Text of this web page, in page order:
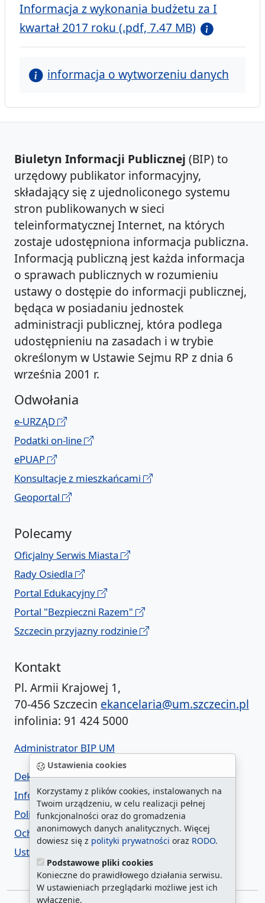
Ustawienia cookies
Korzystamy z plików cookies, instalowanych na
Twoim urządzeniu, w celu realizacji pełnej
funkcjonalności oraz do gromadzenia
anonimowych danych analitycznych. Więcej
dowiesz się z polityki prywatności oraz RODO.
Podstawowe pliki cookies
Konieczne do prawidłowego działania serwisu.
W ustawieniach przeglądarki możliwe jest ich
wyłączenie.
Informacja z wykonania budżetu za I
kwartał 2017 roku (.pdf, 7.47 MB)
informacja o wytworzeniu danych
Biuletyn Informacji Publicznej (BIP) to
urzędowy publikator informacyjny,
składający się z ujednoliconego systemu
stron publikowanych w sieci
teleinformatycznej Internet, na których
zostaje udostępniona informacja publiczna.
Informacją publiczną jest każda informacja
o sprawach publicznych w rozumieniu
ustawy o dostępie do informacji publicznej,
będąca w posiadaniu jednostek
administracji publicznej, która podlega
udostępnieniu na zasadach i w trybie
określonym w Ustawie Sejmu RP z dnia 6
września 2001 r.
Odwołania
e-URZĄD
Podatki on-line
ePUAP
Konsultacje z mieszkańcami
Geoportal
Polecamy
Oficjalny Serwis Miasta
Rady Osiedla
Portal Edukacyjny
Portal "Bezpieczni Razem"
Szczecin przyjazny rodzinie
Kontakt
Pl. Armii Krajowej 1,
70-456 Szczecin ekancelaria@um.szczecin.pl
infolinia: 91 424 5000
Administrator BIP UM
Deklaracja dostępności
Informacja o urzędzie w ETR
Polityka prywatności
Ochrona danych osobowych
Ustawienia cookies